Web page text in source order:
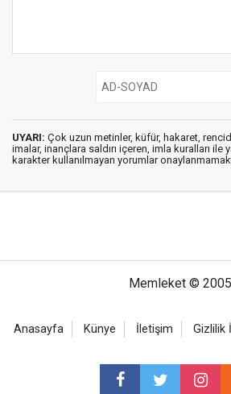
UYARI: Çok uzun metinler, küfür, hakaret,
imalar, inançlara saldırı içeren, imla kuralları ile
karakter kullanılmayan yorumlar
Memleket © 2005
Anasayfa Künye İletişim Gizlilik